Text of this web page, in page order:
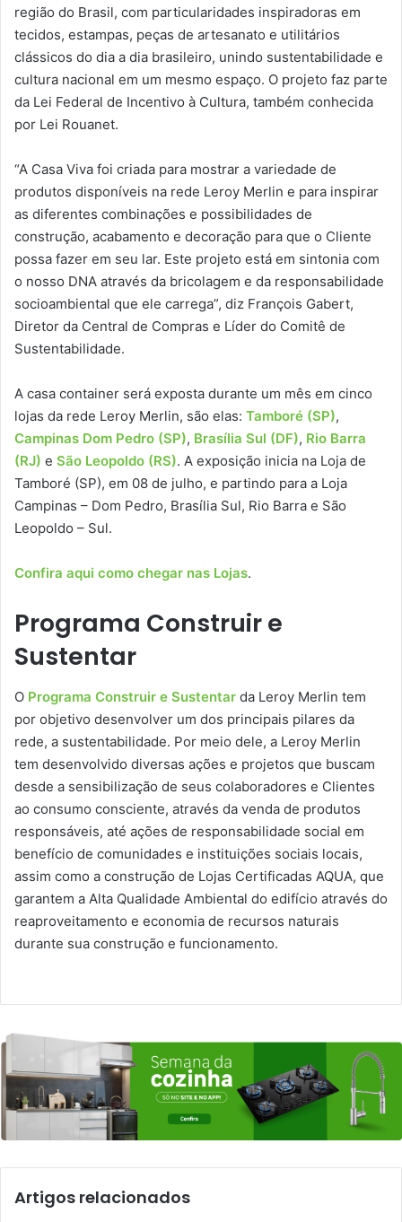
região do Brasil, com particularidades inspiradoras em
tecidos, estampas, peças de artesanato e utilitários
clássicos do dia a dia brasileiro, unindo sustentabilidade e
cultura nacional em um mesmo espaço. O projeto faz parte
da Lei Federal de Incentivo à Cultura, também conhecida
por Lei Rouanet.
“A Casa Viva foi criada para mostrar a variedade de
produtos disponíveis na rede Leroy Merlin e para inspirar
as diferentes combinações e possibilidades de
construção, acabamento e decoração para que o Cliente
possa fazer em seu lar. Este projeto está em sintonia com
o nosso DNA através da bricolagem e da responsabilidade
socioambiental que ele carrega”, diz François Gabert,
Diretor da Central de Compras e Líder do Comitê de
Sustentabilidade.
A casa container será exposta durante um mês em cinco
lojas da rede Leroy Merlin, são elas: Tamboré (SP),
Campinas Dom Pedro (SP), Brasília Sul (DF), Rio Barra
(RJ) e São Leopoldo (RS). A exposição inicia na Loja de
Tamboré (SP), em 08 de julho, e partindo para a Loja
Campinas – Dom Pedro, Brasília Sul, Rio Barra e São
Leopoldo – Sul.
Confira aqui como chegar nas Lojas.
Programa Construir e
Sustentar
O Programa Construir e Sustentar da Leroy Merlin tem
por objetivo desenvolver um dos principais pilares da
rede, a sustentabilidade. Por meio dele, a Leroy Merlin
tem desenvolvido diversas ações e projetos que buscam
desde a sensibilização de seus colaboradores e Clientes
ao consumo consciente, através da venda de produtos
responsáveis, até ações de responsabilidade social em
benefício de comunidades e instituições sociais locais,
assim como a construção de Lojas Certificadas AQUA, que
garantem a Alta Qualidade Ambiental do edifício através do
reaproveitamento e economia de recursos naturais
durante sua construção e funcionamento.
Artigos relacionados